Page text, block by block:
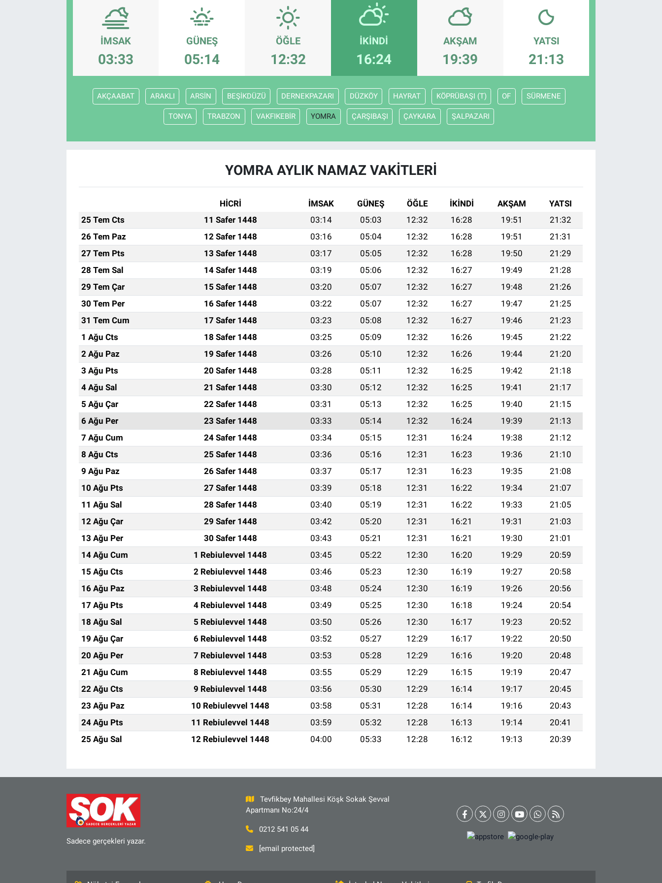
İMSAK
03:33
GÜNEŞ
05:14
ÖĞLE
12:32
İKINDI
16:24
AKŞAM
19:39
YATSI
21:13
AKÇAABAT ARAKLI ARSİN BEŞİKDÜZÜ DERNEKPAZARI DÜZKÖY HAYRAT KÖPRÜBAŞI (T) OF SÜRMENE
TONYA TRABZON VAKFIKEBİR YOMRA ÇARŞIBAŞI ÇAYKARA ŞALPAZARI
YOMRA AYLIK NAMAZ VAKITLERI
HİCRİ İMSAK GÜNEŞ ÖĞLE İKINDI AKŞAM
YATSI
25 Tem Cts
11 Safer 1448 03:14 05:03 12:32 16:28 19:51
21:32
26 Tem Paz
12 Safer 1448 03:16 05:04 12:32 16:28 19:51
21:31
27 Tem Pts
13 Safer 1448 03:17 05:05 12:32 16:28 19:50
21:29
28 Tem Sal
14 Safer 1448 03:19 05:06 12:32 16:27 19:49
21:28
29 Tem Çar
15 Safer 1448 03:20 05:07 12:32 16:27 19:48
21:26
30 Tem Per
16 Safer 1448 03:22 05:07 12:32 16:27 19:47
21:25
31 Tem Cum
17 Safer 1448 03:23 05:08 12:32 16:27 19:46
21:23
1 Ağu Cts
18 Safer 1448 03:25 05:09 12:32 16:26 19:45
21:22
2 Ağu Paz
19 Safer 1448 03:26 05:10 12:32 16:26 19:44
21:20
3 Ağu Pts
20 Safer 1448 03:28 05:11 12:32 16:25 19:42
21:18
4 Ağu Sal
21 Safer 1448 03:30 05:12 12:32 16:25 19:41
21:17
5 Ağu Çar
22 Safer 1448 03:31 05:13 12:32 16:25 19:40
21:15
6 Ağu Per
23 Safer 1448 03:33 05:14 12:32 16:24 19:39
21:13
7 Ağu Cum
24 Safer 1448 03:34 05:15 12:31 16:24 19:38
21:12
8 Ağu Cts
25 Safer 1448 03:36 05:16 12:31 16:23 19:36
21:10
9 Ağu Paz
26 Safer 1448 03:37 05:17 12:31 16:23 19:35
21:08
10 Ağu Pts
27 Safer 1448 03:39 05:18 12:31 16:22 19:34
21:07
11 Ağu Sal
28 Safer 1448 03:40 05:19 12:31 16:22 19:33
21:05
12 Ağu Çar
29 Safer 1448 03:42 05:20 12:31 16:21 19:31
21:03
13 Ağu Per
30 Safer 1448 03:43 05:21 12:31 16:21 19:30
21:01
14 Ağu Cum
1 Rebiulevvel 1448 03:45 05:22 12:30 16:20 19:29
20:59
15 Ağu Cts
2 Rebiulevvel 1448 03:46 05:23 12:30 16:19 19:27
20:58
16 Ağu Paz
3 Rebiulevvel 1448 03:48 05:24 12:30 16:19 19:26
20:56
17 Ağu Pts
4 Rebiulevvel 1448 03:49 05:25 12:30 16:18 19:24
20:54
18 Ağu Sal
5 Rebiulevvel 1448 03:50 05:26 12:30 16:17 19:23
20:52
19 Ağu Çar
6 Rebiulevvel 1448 03:52 05:27 12:29 16:17 19:22
20:50
20 Ağu Per
7 Rebiulevvel 1448 03:53 05:28 12:29 16:16 19:20
20:48
21 Ağu Cum
8 Rebiulevvel 1448 03:55 05:29 12:29 16:15 19:19
20:47
22 Ağu Cts
9 Rebiulevvel 1448 03:56 05:30 12:29 16:14 19:17
20:45
23 Ağu Paz
10 Rebiulevvel 1448 03:58 05:31 12:28 16:14 19:16
20:43
24 Ağu Pts
11 Rebiulevvel 1448 03:59 05:32 12:28 16:13 19:14
20:41
25 Ağu Sal
12 Rebiulevvel 1448 04:00 05:33 12:28 16:12 19:13 20:39
Sadece gerçekleri yazar.
Tevfikbey Mahallesi Köşk Sokak Şevval
Apartmanı No:24/4
0212 541 05 44
[email protected]
ASTROLOJİ
İletişim/Künye
Gözden Kaçmasın
İletişim (Künye)